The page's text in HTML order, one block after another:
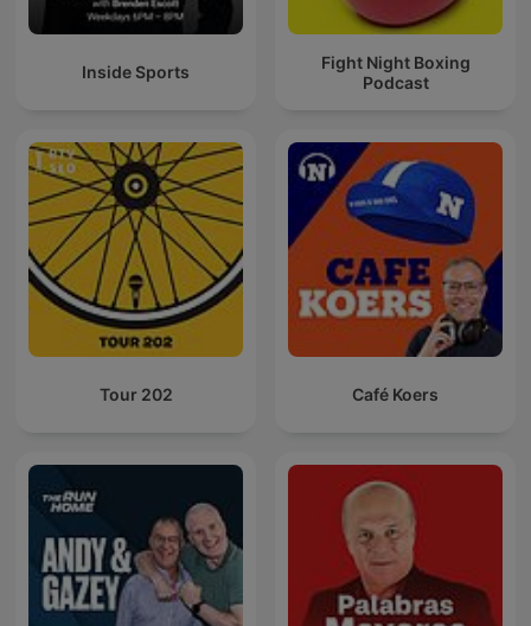
Inside Sports
Fight Night Boxing
Podcast
Tour 202 Café Koers